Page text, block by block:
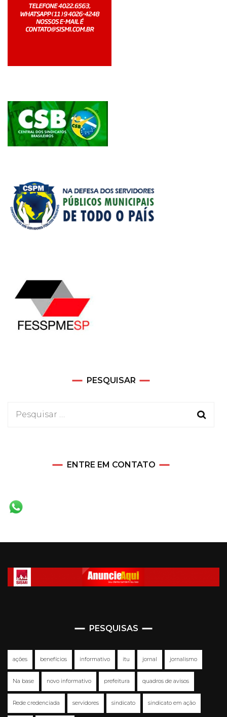
PESQUISAR
Pesquisar
ENTRE EM CONTATO
PESQUISAS
ações benefícios informativo itu jornal jornalismo
Na base novo informativo prefeitura quadros de avisos
Rede credenciada servidores sindicato sindicato em ação